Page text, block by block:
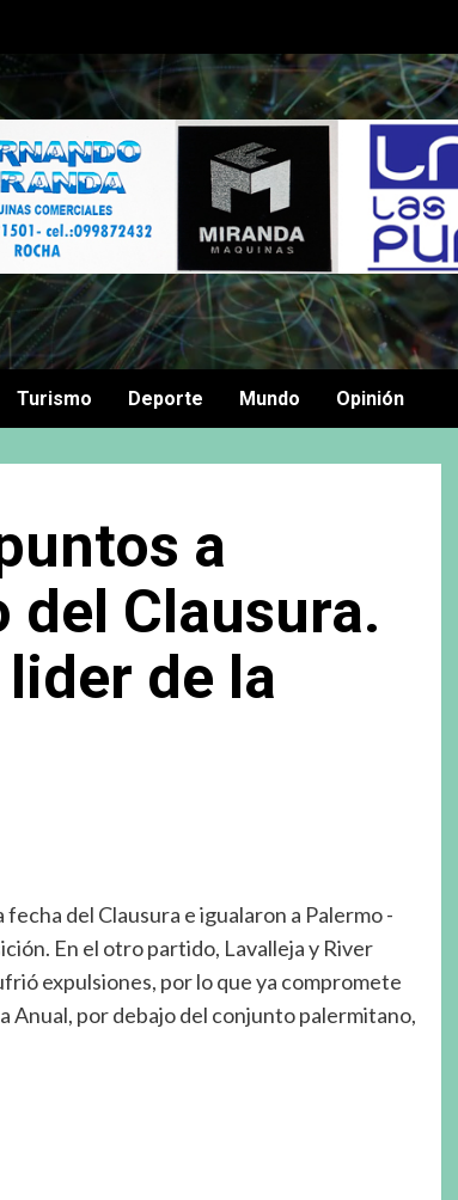
Turismo Deporte Mundo Opinión
a
del Clausura.
de la
del Clausura e igualaron a Palermo -
En el otro partido, Lavalleja y River
expulsiones, por lo que ya compromete
Anual, por debajo del conjunto palermitano,